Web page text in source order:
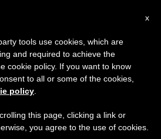
Tagged ‘scuole
x
tools use cookies, which are
and required to achieve the
cookie policy. If you want to know
to all or some of the cookies,
policy
this page, clicking a link or
you agree to the use of cookies.